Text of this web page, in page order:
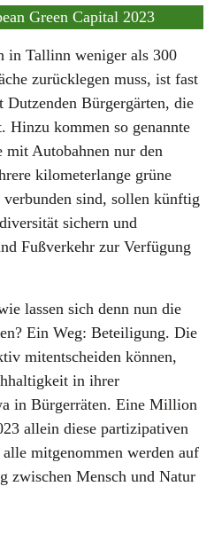
Green Capital 2023
in Tallinn weniger als 300
zurücklegen muss, ist fast
Bürgergärten, die
Hinzu kommen so genannte
Autobahnen nur den
kilometerlange grüne
sind, sollen künftig
sichern und
Fußverkehr zur Verfügung
lassen sich denn nun die
Ein Weg: Beteiligung. Die
mitentscheiden können,
in ihrer
in Bürgerräten. Eine Million
allein diese partizipativen
alle mitgenommen werden auf
zwischen Mensch und Natur